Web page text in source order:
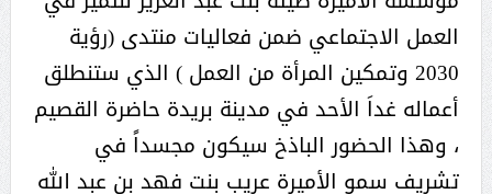
العمل الاجتماعي ضمن فعاليات منتدى (رؤية
2030 وتمكين المرأة من العمل ) الذي ستنطلق
أعماله غداَ الأحد في مدينة بريدة حاضرة القصيم
، وهذا الحضور الباذخ سيكون مجسداً في
تشريف سمو الأميرة عريب بنت فهد بن عبد الله